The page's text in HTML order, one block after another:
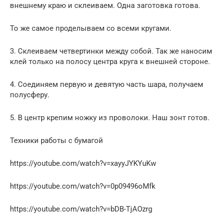
внешнему краю и склеиваем. Одна заготовка готова.
То же самое проделываем со всеми кругами.
3. Склеиваем четвертинки между собой. Так же наносим
клей только на полосу центра круга к внешней стороне.
4. Соединяем первую и девятую часть шара, получаем
полусферу.
5. В центр крепим ножку из проволоки. Наш зонт готов.
Техники работы с бумагой
https://youtube.com/watch?v=xayyJYKYuKw
https://youtube.com/watch?v=0p09496oMfk
https://youtube.com/watch?v=bDB-TjAOzrg